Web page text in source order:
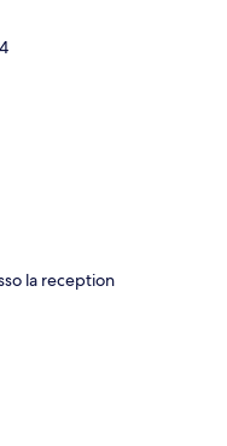
la reception